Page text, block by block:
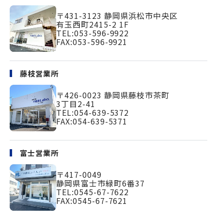
〒431-3123 静岡県浜松市中央区
有玉西町2415-2 1F
TEL:053-596-9922
FAX:053-596-9921
藤枝営業所
〒426-0023 静岡県藤枝市茶町
3丁目2-41
TEL:054-639-5372
FAX:054-639-5371
富士営業所
〒417-0049
静岡県富士市緑町6番37
TEL:0545-67-7622
FAX:0545-67-7621